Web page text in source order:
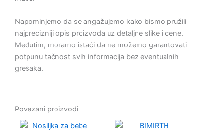
Napominjemo da se angažujemo kako bismo pružili
najprecizniji opis proizvoda uz detaljne slike i cene.
Međutim, moramo istaći da ne možemo garantovati
potpunu tačnost svih informacija bez eventualnih
grešaka.
Povezani proizvodi